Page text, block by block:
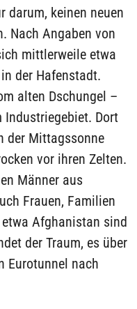
darum, keinen neuen
Nach Angaben von
mittlerweile etwa
der Hafenstadt.
alten Dschungel –
Industriegebiet. Dort
der Mittagssonne
vor ihren Zelten.
Männer aus
Frauen, Familien
Afghanistan sind
der Traum, es über
Eurotunnel nach